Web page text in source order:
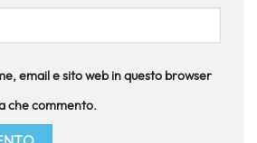
email e sito web in questo browser
che commento.